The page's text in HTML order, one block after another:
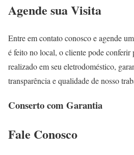
Agende sua Visita
Entre em contato conosco e agende
é feito no local, o cliente pode conferir
realizado em seu eletrodoméstico,
transparência e qualidade de nosso
Conserto com Garantia
Fale Conosco